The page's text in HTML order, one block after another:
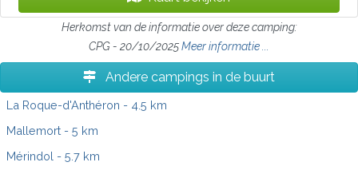
Herkomst van de informatie over deze camping:
CPG - 20/10/2025Meer informatie ...
Andere campings in de buurt
La Roque-d'Anthéron - 4.5 km
Mallemort - 5 km
Mérindol - 5.7 km